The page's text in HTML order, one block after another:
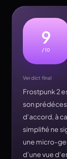
9
/10
Verdict final
Frostpunk 2
son
d’accord, à
simplifié ne
une micro-
d’une vue